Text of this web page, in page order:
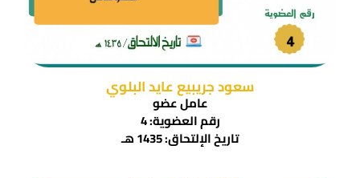
سعود جريبيع عايد البلوي
عامل عضو
رقم العضوية: 4
تاريخ الإلتحاق: 1435 هـ